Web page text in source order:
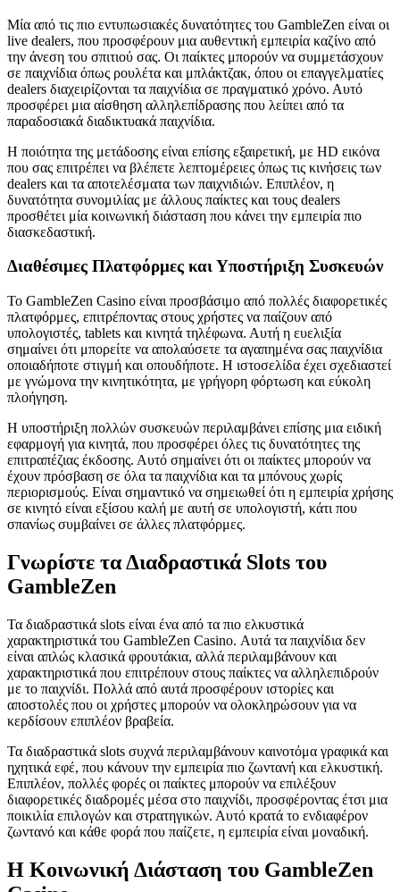
Μία από τις πιο εντυπωσιακές δυνατότητες του GambleZen είναι οι
live dealers, που προσφέρουν μια αυθεντική εμπειρία καζίνο από
την άνεση του σπιτιού σας. Οι παίκτες μπορούν να συμμετάσχουν
σε παιχνίδια όπως ρουλέτα και μπλάκτζακ, όπου οι επαγγελματίες
dealers διαχειρίζονται τα παιχνίδια σε πραγματικό χρόνο. Αυτό
προσφέρει μια αίσθηση αλληλεπίδρασης που λείπει από τα
παραδοσιακά διαδικτυακά παιχνίδια.
Η ποιότητα της μετάδοσης είναι επίσης εξαιρετική, με HD εικόνα
που σας επιτρέπει να βλέπετε λεπτομέρειες όπως τις κινήσεις των
dealers και τα αποτελέσματα των παιχνιδιών. Επιπλέον, η
δυνατότητα συνομιλίας με άλλους παίκτες και τους dealers
προσθέτει μία κοινωνική διάσταση που κάνει την εμπειρία πιο
διασκεδαστική.
Διαθέσιμες Πλατφόρμες και Υποστήριξη Συσκευών
Το GambleZen Casino είναι προσβάσιμο από πολλές διαφορετικές
πλατφόρμες, επιτρέποντας στους χρήστες να παίζουν από
υπολογιστές, tablets και κινητά τηλέφωνα. Αυτή η ευελιξία
σημαίνει ότι μπορείτε να απολαύσετε τα αγαπημένα σας παιχνίδια
οποιαδήποτε στιγμή και οπουδήποτε. Η ιστοσελίδα έχει σχεδιαστεί
με γνώμονα την κινητικότητα, με γρήγορη φόρτωση και εύκολη
πλοήγηση.
Η υποστήριξη πολλών συσκευών περιλαμβάνει επίσης μια ειδική
εφαρμογή για κινητά, που προσφέρει όλες τις δυνατότητες της
επιτραπέζιας έκδοσης. Αυτό σημαίνει ότι οι παίκτες μπορούν να
έχουν πρόσβαση σε όλα τα παιχνίδια και τα μπόνους χωρίς
περιορισμούς. Είναι σημαντικό να σημειωθεί ότι η εμπειρία χρήσης
σε κινητό είναι εξίσου καλή με αυτή σε υπολογιστή, κάτι που
σπανίως συμβαίνει σε άλλες πλατφόρμες.
Γνωρίστε τα Διαδραστικά Slots του
GambleZen
Τα διαδραστικά slots είναι ένα από τα πιο ελκυστικά
χαρακτηριστικά του GambleZen Casino. Αυτά τα παιχνίδια δεν
είναι απλώς κλασικά φρουτάκια, αλλά περιλαμβάνουν και
χαρακτηριστικά που επιτρέπουν στους παίκτες να αλληλεπιδρούν
με το παιχνίδι. Πολλά από αυτά προσφέρουν ιστορίες και
αποστολές που οι χρήστες μπορούν να ολοκληρώσουν για να
κερδίσουν επιπλέον βραβεία.
Τα διαδραστικά slots συχνά περιλαμβάνουν καινοτόμα γραφικά και
ηχητικά εφέ, που κάνουν την εμπειρία πιο ζωντανή και ελκυστική.
Επιπλέον, πολλές φορές οι παίκτες μπορούν να επιλέξουν
διαφορετικές διαδρομές μέσα στο παιχνίδι, προσφέροντας έτσι μια
ποικιλία επιλογών και στρατηγικών. Αυτό κρατά το ενδιαφέρον
ζωντανό και κάθε φορά που παίζετε, η εμπειρία είναι μοναδική.
Η Κοινωνική Διάσταση του GambleZen